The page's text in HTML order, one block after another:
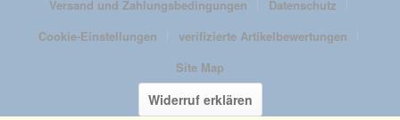
Versand und Zahlungsbedingungen
Datenschutz
Cookie-Einstellungen
verifizierte Artikelbewertungen
Site Map
Widerruf erklären